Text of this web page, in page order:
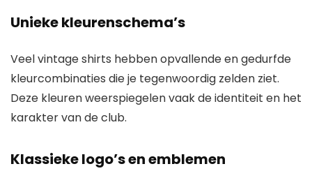
Unieke kleurenschema’s
Veel vintage shirts hebben opvallende en gedurfde
kleurcombinaties die je tegenwoordig zelden ziet.
Deze kleuren weerspiegelen vaak de identiteit en het
karakter van de club.
Klassieke logo’s en emblemen